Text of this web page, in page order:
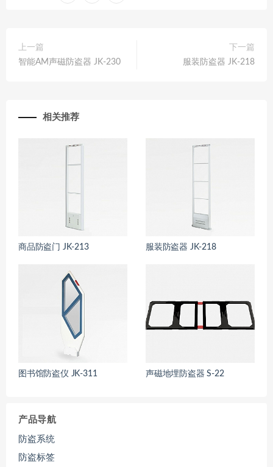
上一篇
智能AM声磁防盗器 JK-230
下一篇
服装防盗器 JK-218
相关推荐
商品防盗门 JK-213 服装防盗器 JK-218
图书馆防盗仪 JK-311 声磁地埋防盗器 S-22
产品导航
防盗系统
防盗标签